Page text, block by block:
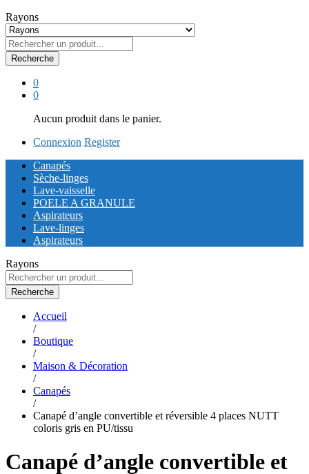
Rayons
Recherche
0
0
Aucun produit dans le panier.
Connexion Register
Canapés
Sèche-linges
Lave-vaisselle
POELE A GRANULE
Aspirateurs
Lave-linges
Aspirateurs
Rayons
Recherche
Accueil
/
Boutique
/
Maison & Décoration
/
Canapés
/
Canapé d’angle convertible et réversible 4 places NUTT
coloris gris en PU/tissu
Canapé d’angle convertible et